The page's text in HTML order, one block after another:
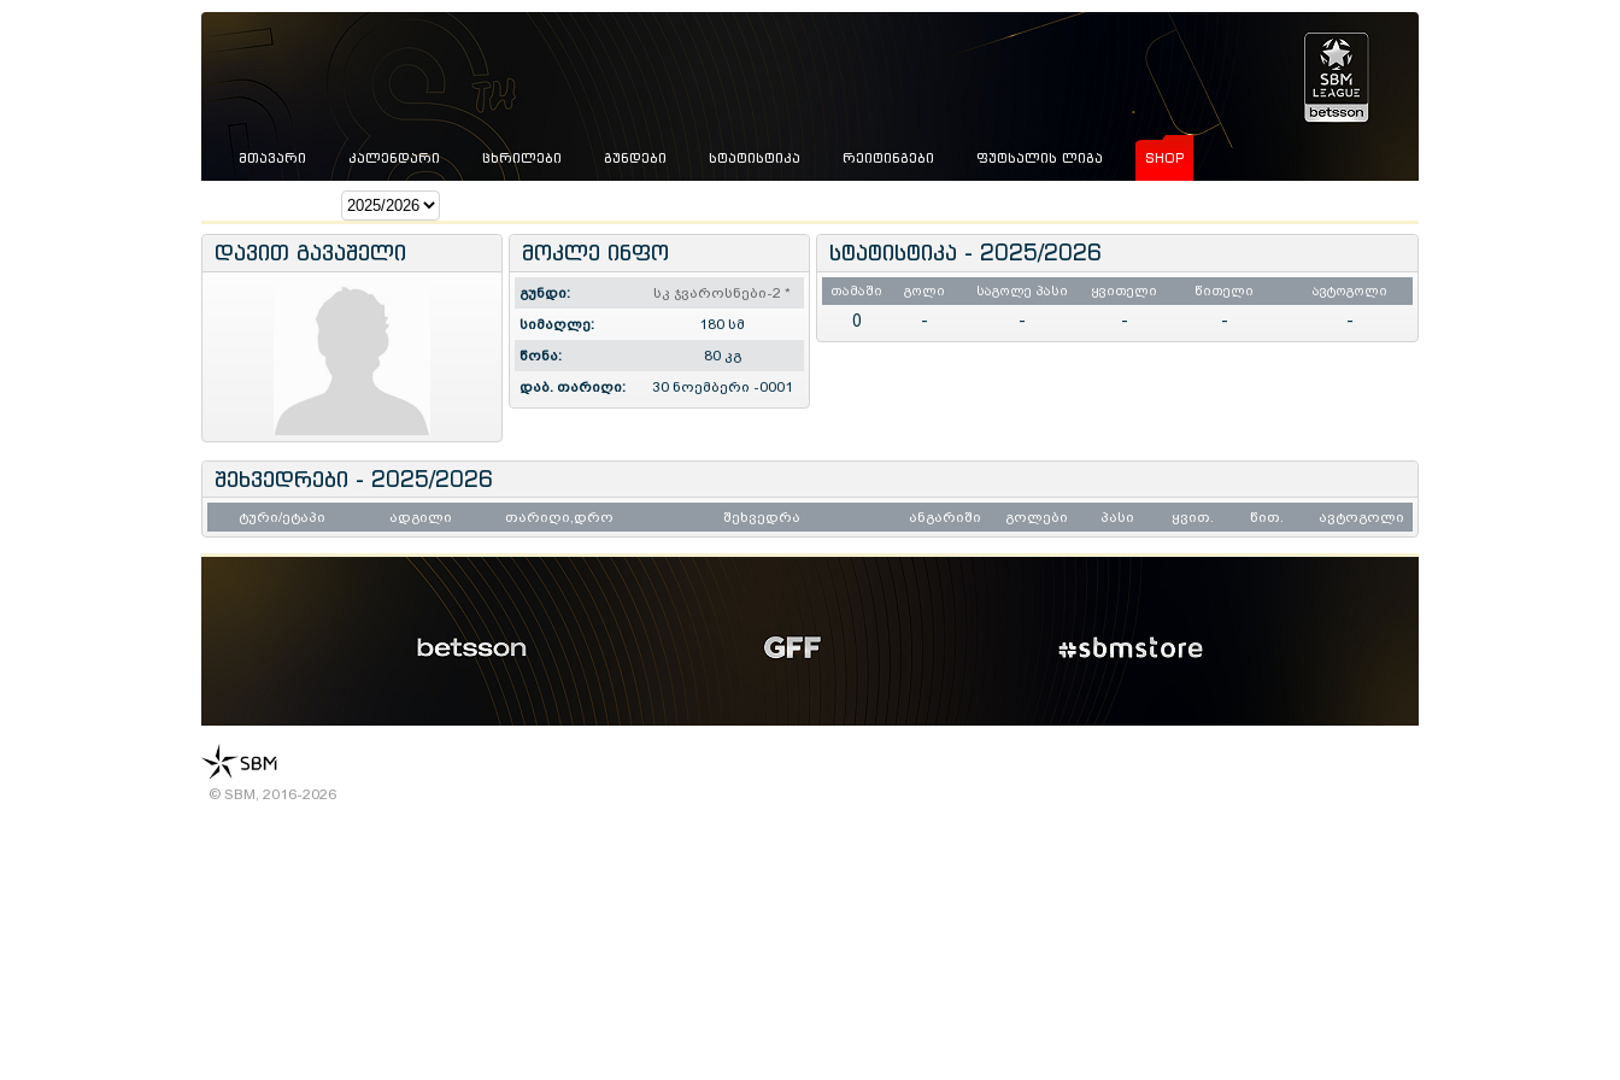
ᲛᲗᲐᲕᲐᲠᲘ ᲙᲐᲚᲔᲜᲓᲐᲠᲘ ᲪᲮᲠᲘᲚᲔᲑᲘ ᲒᲣᲜᲓᲔᲑᲘ ᲡᲢᲐᲢᲘᲡᲢᲘᲙᲐ ᲠᲔᲘᲢᲘᲜᲒᲔᲑᲘ ᲤᲣᲢᲡᲐᲚᲘᲡ ᲚᲘᲒᲐ SHOP
დავით გავაშელი მოკლე ინფო
გუნდი: სკ ჯვაროსნები-2 *
სიმაღლე:
180 სმ
წონა:
80 კგ
დაბ. თარიღი:
30 ნოემბერი -0001
სტატისტიკა - 2025/2026
თამაში გოლი საგოლე პასი ყვითელი წითელი ავტოგოლი
0 - - - - -
შეხვედრები - 2025/2026
ტური/ეტაპი ადგილი თარიღი,დრო შეხვედრა ანგარიში გოლები პასი ყვით. წით. ავტოგოლი
© SBM, 2016-2026